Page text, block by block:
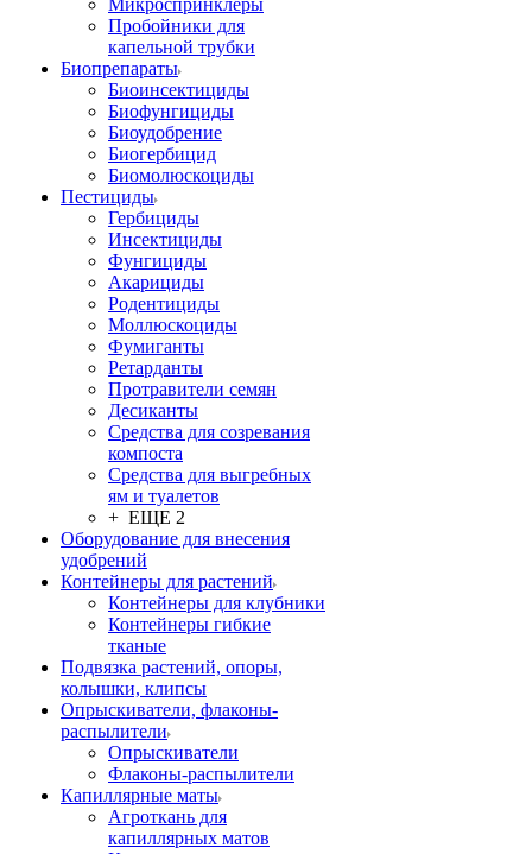
Микроспринклеры
Пробойники для
капельной трубки
Биопрепараты
Биоинсектициды
Биофунгициды
Биоудобрение
Биогербицид
Биомолюскоциды
Пестициды
Гербициды
Инсектициды
Фунгициды
Акарициды
Родентициды
Моллюскоциды
Фумиганты
Ретарданты
Протравители семян
Десиканты
Средства для созревания
компоста
Средства для выгребных
ям и туалетов
+ ЕЩЕ 2
Оборудование для внесения
удобрений
Контейнеры для растений
Контейнеры для клубники
Контейнеры гибкие
тканые
Подвязка растений, опоры,
колышки, клипсы
Опрыскиватели, флаконы-
распылители
Опрыскиватели
Флаконы-распылители
Капиллярные маты
Агроткань для
капиллярных матов